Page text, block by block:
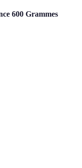
600 Grammes